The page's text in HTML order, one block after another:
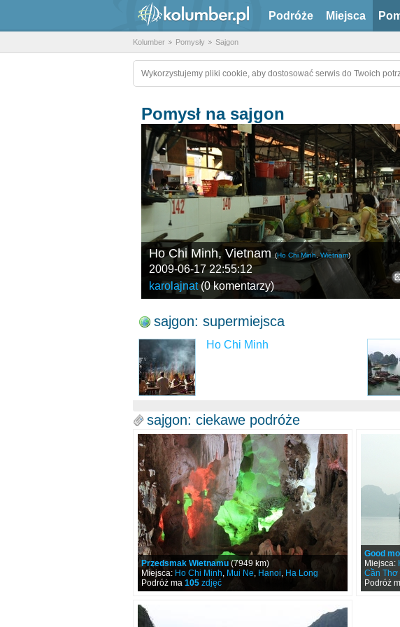
Podróże Miejsca
Kolumber Pomysły Sajgon
Wykorzystujemy pliki cookie, aby dostosować serwis do Twoich
Pomysł na sajgon
Ho Chi Minh, Vietnam (Ho Chi Minh, Wietnam)
2009-06-17 22:55:12
karolajnat(0 komentarzy)
sajgon: supermiejsca
Ho Chi Minh
sajgon: ciekawe podróże
Przedsmak Wietnamu(7949 km)
Miejsca: Ho Chi Minh, Mui Ne, Hanoi, Hạ Long
Podróż ma 105zdjęć
Good
Miejsca:
Cần Thơ
Podróż